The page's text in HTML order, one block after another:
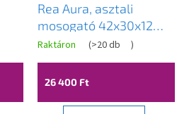
Rea Aura, asztali
mosogató 42x30x12
cm, fehér fényes, REA-
U6617
Raktáron (>20 db )
26 400 Ft